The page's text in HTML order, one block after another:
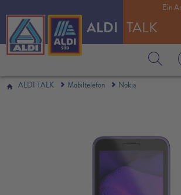
ALDI TALK
Ein
ALDI TALK Mobiltelefon Nokia